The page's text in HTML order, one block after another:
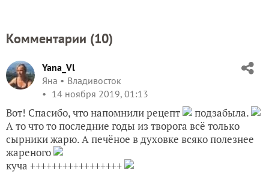
Комментарии (10)
Yana_Vl
Яна
Владивосток
14 ноября 2019, 01:13
Вот! Спасибо, что напомнили рецепт
подзабыла.
А то что то последние годы из творога всё только
сырники жарю. А печёное в духовке всяко полезнее
жареного
куча +++++++++++++++++